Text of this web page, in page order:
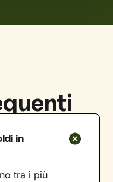
in
tra i più